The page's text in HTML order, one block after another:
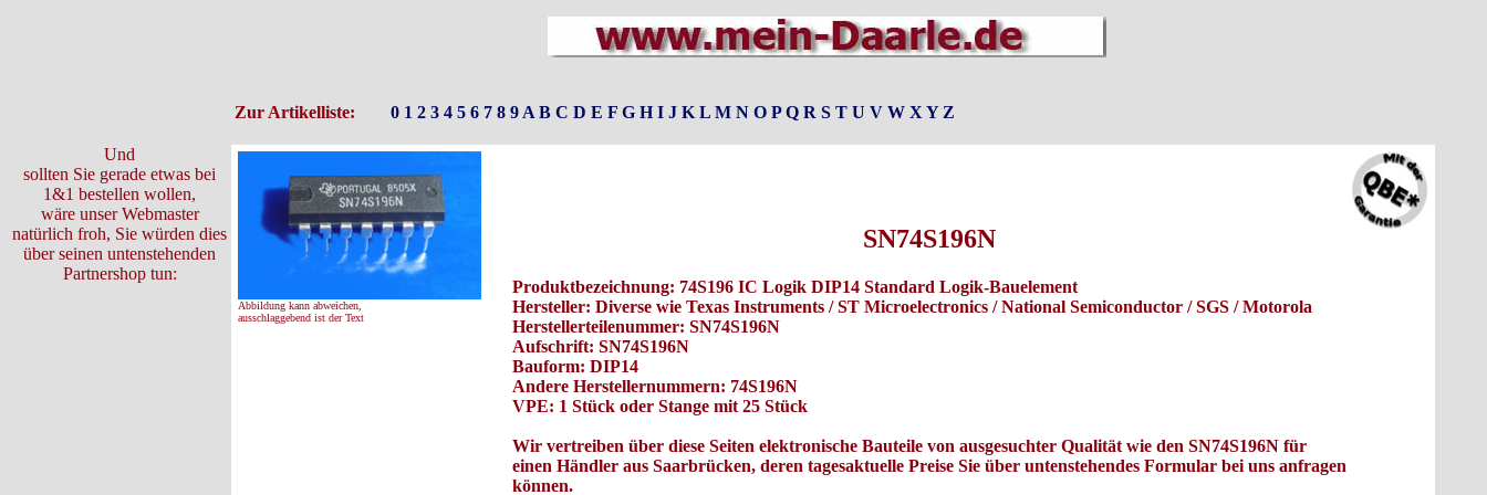
Zur Artikelliste: 0 1 2 3 4 5 6 7 8 9 A B C D E F G H I J K L M N O P Q R S T U V W X Y Z
Und
sollten Sie gerade etwas bei
1&1 bestellen wollen,
wäre unser Webmaster
natürlich froh, Sie würden dies
über seinen untenstehenden
Partnershop tun:
Abbildung kann abweichen,
ausschlaggebend ist der Text
SN74S196N
Produktbezeichnung: 74S196 IC Logik DIP14 Standard Logik-Bauelement
Hersteller: Diverse wie Texas Instruments / ST Microelectronics / National Semiconductor / SGS / Motorola
Herstellerteilenummer: SN74S196N
Aufschrift: SN74S196N
Bauform: DIP14
Andere Herstellernummern: 74S196N
VPE: 1 Stück oder Stange mit 25 Stück
Wir vertreiben über diese Seiten elektronische Bauteile von ausgesuchter Qualität wie den SN74S196N für
einen Händler aus Saarbrücken, deren tagesaktuelle Preise Sie über untenstehendes Formular bei uns anfragen
können.